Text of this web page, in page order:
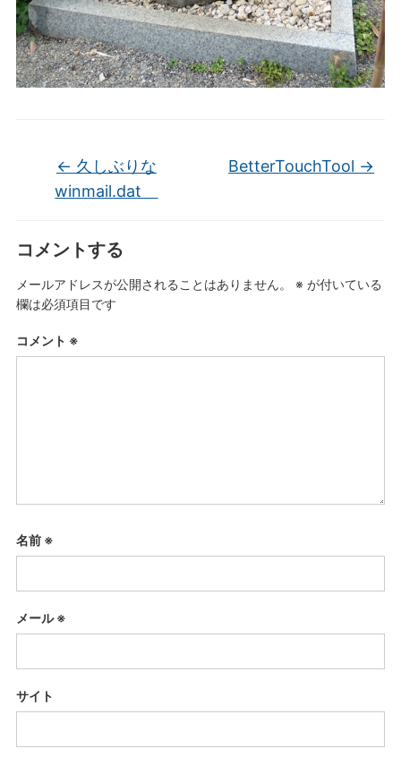
← 久しぶりな
winmail.dat
BetterTouchTool →
コメントする
メールアドレスが公開されることはありません。 ※ が付いている
欄は必須項目です
コメント ※
名前 ※
メール※
サイト